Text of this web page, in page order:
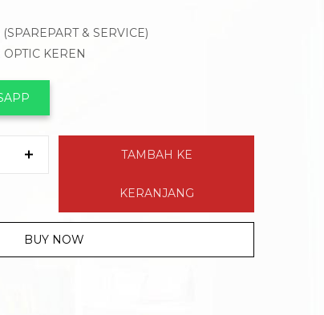
& SERVICE)
OPTIC KEREN
TAMBAH KE
KERANJANG
BUY NOW